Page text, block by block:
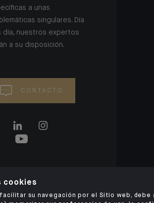
a unas
singulares. Día
día, nuestros expertos
a su disposición.
CONTACTO
cookies
facilitar su navegación por el Sitio web,